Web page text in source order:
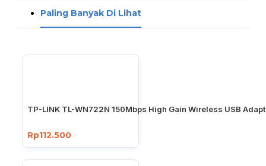
Paling Banyak Di Lihat
TP-LINK TL-WN722N 150Mbps High Gain Wireless USB
Rp112.500